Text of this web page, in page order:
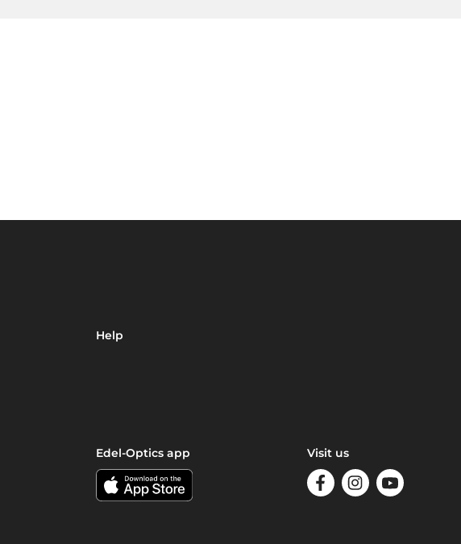
Help
Edel-Optics app Visit us